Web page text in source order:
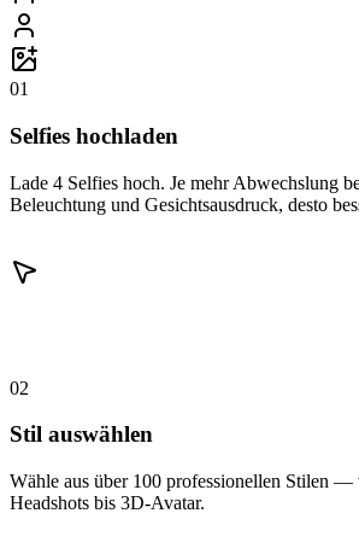
01
Selfies hochladen
Lade 4 Selfies hoch. Je mehr Abwechslung
Beleuchtung und Gesichtsausdruck, desto
02
Stil auswählen
Wähle aus über 100 professionellen Stilen —
Headshots bis 3D-Avatar.